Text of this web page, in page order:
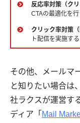
反応率対策（ク
CTAの最適化を行
クリック率対策
ト配信を実施する
その他、メールマ
と知りたい場合は、
社ラクスが運営す
ディア「 Mail